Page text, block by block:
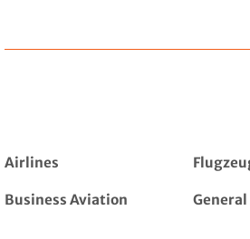
Airlines
Business Aviation